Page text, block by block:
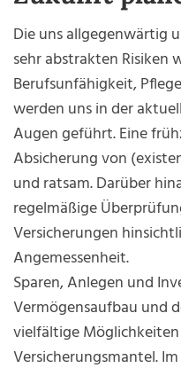
Die uns allgegenwärtig
sehr abstrakten Risiken
Berufsunfähigkeit,
werden uns in der
Augen geführt. Eine
Absicherung von
und ratsam. Darüber
regelmäßige
Versicherungen
Angemessenheit.
Sparen, Anlegen und
Vermögensaufbau und
vielfältige
Versicherungsmantel.